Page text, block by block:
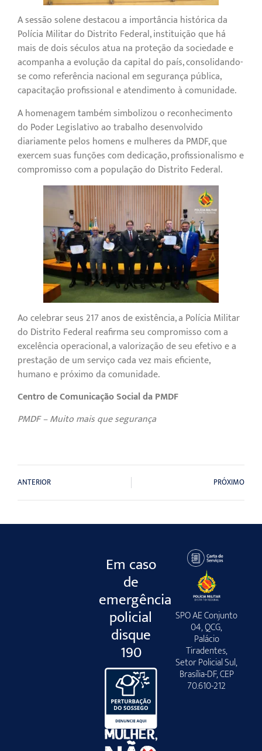
A sessão solene destacou a importância histórica da
Polícia Militar do Distrito Federal, instituição que há
mais de dois séculos atua na proteção da sociedade e
acompanha a evolução da capital do país, consolidando-
se como referência nacional em segurança pública,
capacitação profissional e atendimento à comunidade.
A homenagem também simbolizou o reconhecimento
do Poder Legislativo ao trabalho desenvolvido
diariamente pelos homens e mulheres da PMDF, que
exercem suas funções com dedicação, profissionalismo e
compromisso com a população do Distrito Federal.
Ao celebrar seus 217 anos de existência, a Polícia Militar
do Distrito Federal reafirma seu compromisso com a
excelência operacional, a valorização de seu efetivo e a
prestação de um serviço cada vez mais eficiente,
humano e próximo da comunidade.
Centro de Comunicação Social da PMDF
PMDF – Muito mais que segurança
ANTERIOR PRÓXIMO
Em caso
de
emergência
policial
disque
190
SPO AE Conjunto
04, QCG,
Palácio
Tiradentes,
Setor Policial Sul,
Brasília-DF, CEP
70.610-212